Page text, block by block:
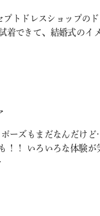
トドレスショップの
着できて、結婚式のイ
ーズもまだなんだけ
！！ いろいろな体験